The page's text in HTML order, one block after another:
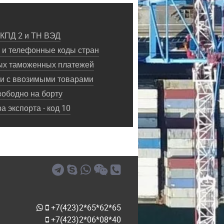
2 и ТН ВЭД
телефонные коды стран
таможенных платежей
с ввозимыми товарами
на борту
экспорта - код 10
+7(423)2*65*62*65
+7(423)2*06*08*40